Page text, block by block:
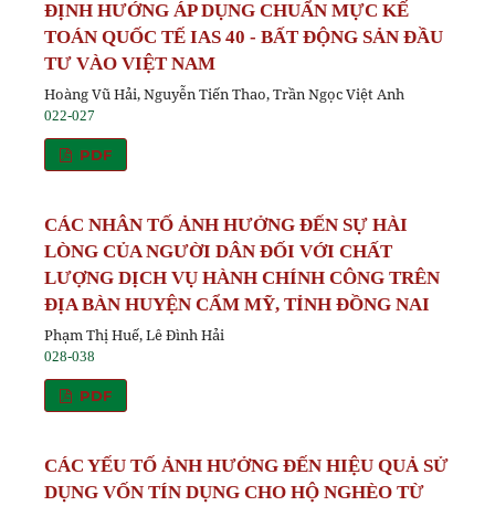
ĐỊNH HƯỚNG ÁP DỤNG CHUẨN MỰC KẾ
TOÁN QUỐC TẾ IAS 40 - BẤT ĐỘNG SẢN ĐẦU
TƯ VÀO VIỆT NAM
Hoàng Vũ Hải, Nguyễn Tiến Thao, Trần Ngọc Việt Anh
022-027
PDF
CÁC NHÂN TỐ ẢNH HƯỞNG ĐẾN SỰ HÀI
LÒNG CỦA NGƯỜI DÂN ĐỐI VỚI CHẤT
LƯỢNG DỊCH VỤ HÀNH CHÍNH CÔNG TRÊN
ĐỊA BÀN HUYỆN CẨM MỸ, TỈNH ĐỒNG NAI
Phạm Thị Huế, Lê Đình Hải
028-038
PDF
CÁC YẾU TỐ ẢNH HƯỞNG ĐẾN HIỆU QUẢ SỬ
DỤNG VỐN TÍN DỤNG CHO HỘ NGHÈO TỪ